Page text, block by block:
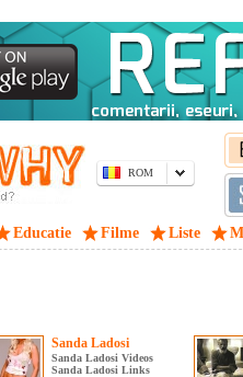
ROM
Educatie Filme Liste
Sanda Ladosi
Sanda Ladosi Videos
Sanda Ladosi Links